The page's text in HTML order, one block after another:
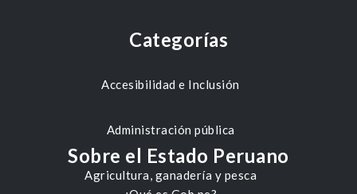
Categorías
Accesibilidad e Inclusión
Administración pública
Agricultura, ganadería y pesca
Sobre el Estado Peruano